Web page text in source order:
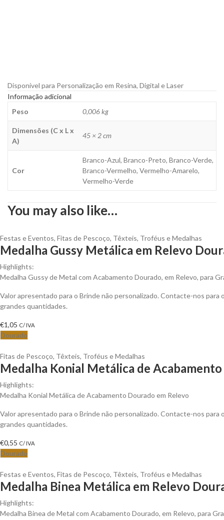
Disponível para Personalização em Resina, Digital e Laser
Informação adicional
Peso
0,006 kg
Dimensões (C x L x
A)
45 × 2 cm
Cor
Branco-Azul, Branco-Preto, Branco-Verde,
Branco-Vermelho, Vermelho-Amarelo,
Vermelho-Verde
You may also like…
Festas e Eventos, Fitas de Pescoço, Têxteis, Troféus e Medalhas
Medalha Gussy Metálica em Relevo
Highlights:
Medalha Gussy de Metal com Acabamento Dourado, em Relevo, para
Valor apresentado para o Brinde não personalizado. Contacte-nos
grandes quantidades.
€1,05 C/ IVA
Dourado
Fitas de Pescoço, Têxteis, Troféus e Medalhas
Medalha Konial Metálica de
Highlights:
Medalha Konial Metálica de Acabamento Dourado em Relevo
Valor apresentado para o Brinde não personalizado. Contacte-nos
grandes quantidades.
€0,55 C/ IVA
Dourado
Festas e Eventos, Fitas de Pescoço, Têxteis, Troféus e Medalhas
Medalha Binea Metálica em Relevo
Highlights:
Medalha Binea de Metal com Acabamento Dourado, em Relevo, para